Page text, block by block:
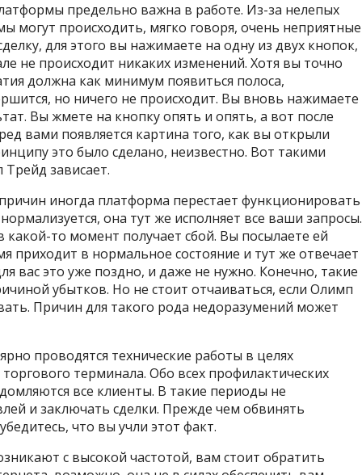
предельно важна в работе. Из-за нелепых
могут происходить, мягко говоря, очень неприятные
для этого вы нажимаете на одну из двух кнопок,
не происходит никаких изменений. Хотя вы точно
должна как минимум появиться полоса,
но ничего не происходит. Вы вновь нажимаете
Вы жмете на кнопку опять и опять, а вот после
вами появляется картина того, как вы открыли
это было сделано, неизвестно. Вот такими
зависает.
иногда платформа перестает функционировать
она тут же исполняет все ваши запросы.
какой-то момент получает сбой. Вы посылаете ей
приходит в нормальное состояние и тут же отвечает
вас это уже поздно, и даже не нужно. Конечно, такие
убытков. Но не стоит отчаиваться, если Олимп
Причин для такого рода недоразумений может
проводятся технические работы в целях
терминала. Обо всех профилактических
все клиенты. В такие периоды не
и заключать сделки. Прежде чем обвинять
что вы учли этот факт.
с высокой частотой, вам стоит обратить